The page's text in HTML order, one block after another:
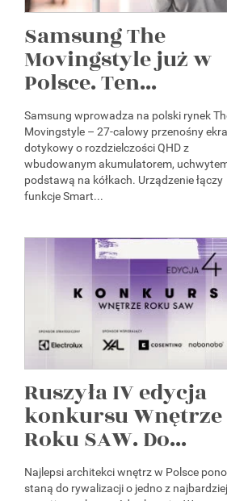
Samsung The
Movingstyle już w
Polsce. Ten...
Samsung wprowadza na polski rynek
Movingstyle – 27-calowy przenośny
dotykowy o rozdzielczości QHD z
wbudowanym akumulatorem,
podstawą na kółkach. Urządzenie łączy
funkcje Smart...
Ruszyła IV edycja
konkursu Wnętrze
Roku SAW. Do...
Najlepsi architekci wnętrz w Polsce
staną do rywalizacji o jedno z najbardziej